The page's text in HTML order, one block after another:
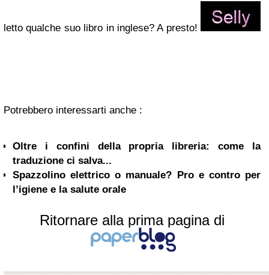
letto qualche suo libro in inglese? A presto!
Potrebbero interessarti anche :
Oltre i confini della propria libreria: come la
traduzione ci salva...
Spazzolino elettrico o manuale? Pro e contro per
l’igiene e la salute orale
Ritornare alla prima pagina di